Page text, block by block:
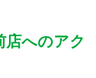
店へのアク